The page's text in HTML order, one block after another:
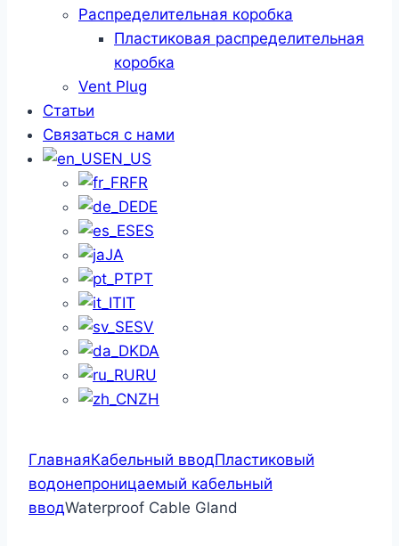
Распределительная коробка
Пластиковая распределительная
коробка
Vent Plug
Статьи
Связаться с нами
EN_US
FR
DE
ES
JA
PT
IT
SV
DA
RU
ZH
ГлавнаяКабельный вводПластиковый
водонепроницаемый кабельный
вводWaterproof Cable Gland